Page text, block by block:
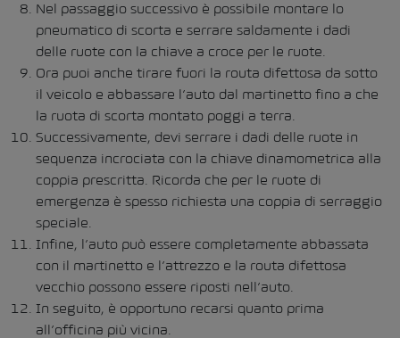
Nel passaggio successivo è possibile montare lo
pneumatico di scorta e serrare saldamente i dadi
delle ruote con la chiave a croce per le ruote.
Ora puoi anche tirare fuori la routa difettosa da sotto
il veicolo e abbassare l’auto dal martinetto fino a che
la ruota di scorta montato poggi a terra.
Successivamente, devi serrare i dadi delle ruote in
sequenza incrociata con la chiave dinamometrica alla
coppia prescritta. Ricorda che per le ruote di
emergenza è spesso richiesta una coppia di serraggio
speciale.
Infine, l’auto può essere completamente abbassata
con il martinetto e l’attrezzo e la routa difettosa
vecchio possono essere riposti nell’auto.
In seguito, è opportuno recarsi quanto prima
all’officina più vicina.